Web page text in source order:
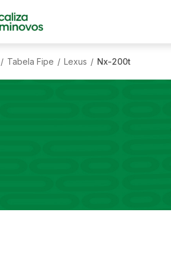
/ Tabela Fipe / Lexus / Nx-200t